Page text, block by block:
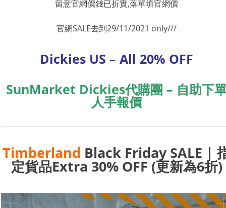
留意官網價錢已折實,落單填官網價
官網SALE去到29/11/2021 only///
Dickies US – All 20% OFF
SunMarket Dickies代購團 – 自助下
人手報價
Timberland Black Friday SALE |
定貨品Extra 30% OFF (更新為6折)